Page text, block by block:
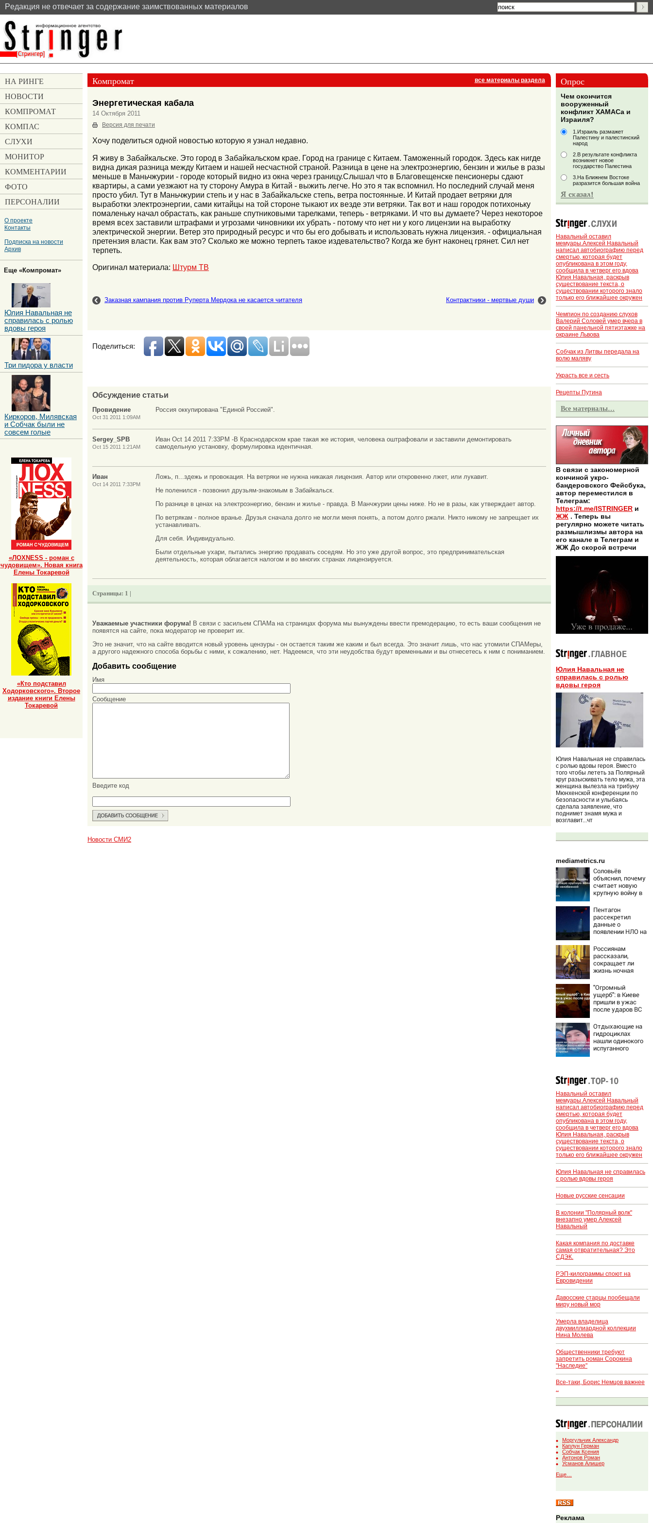
Pедакция не отвечает за содержание заимствованных материалов
Компромат все материалы раздела
Энергетическая кабала
14 Октября 2011
Версия для печати
Хочу поделиться одной новостью которую я узнал недавно.
Я живу в Забайкальске. Это город в Забайкальском крае. Город на границе с Китаем. Таможенный городок. Здесь как нигде
видна дикая разница между Китаем и нашей несчастной страной. Разница в цене на электроэнергию, бензин и жилье в разы
меньше в Маньчжурии - городе который видно из окна через границу.Слышал что в Благовещенске пенсионеры сдают
квартиры, а сами уезжают на ту сторону Амура в Китай - выжить легче. Но это я так вспомнил. Но последний случай меня
просто убил. Тут в Маньчжурии степь и у нас в Забайкальске степь, ветра постоянные. И Китай продает ветряки для
выработки электроэнергии, сами китайцы на той стороне тыкают их везде эти ветряки. Так вот и наш городок потихоньку
помаленьку начал обрастать, как раньше спутниковыми тарелками, теперь - ветряками. И что вы думаете? Через некоторое
время всех заставили штрафами и угрозами чиновники их убрать - потому что нет ни у кого лицензии на выработку
электрической энергии. Ветер это природный ресурс и что бы его добывать и использовать нужна лицензия. - официальная
претензия власти. Как вам это? Сколько же можно терпеть такое издевательство? Когда же бунт наконец грянет. Сил нет
терпеть.
Оригинал материала: Штурм ТВ
Заказная кампания против Руперта Мердока не касается читателя Контрактники - мертвые души
Поделиться:
Обсуждение статьи
Провидение
Oct 31 2011 1:09AM
Россия оккупирована "Единой Россией".
Sergey_SPB
Oct 15 2011 1:21AM
Иван Oct 14 2011 7:33PM -В Краснодарском крае такая же история, человека оштрафовали и заставили демонтировать
самодельную установку, формулировка идентичная.
Иван
Oct 14 2011 7:33PM
Ложь, п...здежь и провокация. На ветряки не нужна никакая лицензия. Автор или откровенно лжет, или лукавит.
Не поленился - позвонил друзьям-знакомым в Забайкальск.
По разнице в ценах на электроэнергию, бензин и жилье - правда. В Манчжурии цены ниже. Но не в разы, как утверждает автор.
По ветрякам - полное вранье. Друзья сначала долго не могли меня понять, а потом долго ржали. Никто никому не запрещает их
устанавливать.
Для себя. Индивидуально.
Были отдельные ухари, пытались энергию продавать соседям. Но это уже другой вопрос, это предпринимательская
деятельность, которая облагается налогом и во многих странах лицензируется.
Страницы: 1 |
Уважаемые участники форума! В связи с засильем СПАМа на страницах форума мы вынуждены ввести премодерацию, то есть ваши сообщения не
появятся на сайте, пока модератор не проверит их.
Это не значит, что на сайте вводится новый уровень цензуры - он остается таким же каким и был всегда. Это значит лишь, что нас утомили СПАМеры,
а другого надежного способа борьбы с ними, к сожалению, нет. Надеемся, что эти неудобства будут временными и вы отнесетесь к ним с пониманием.
Добавить сообщение
Имя
Сообщение
Введите код
Новости СМИ2
Опрос
Чем окончится
вооруженный
конфликт ХАМАСа и
Израиля?
1.Израиль размажет
Палестину и палестинский
народ
2.В результате конфликта
возникнет новое
государство Палестина
3.На Ближнем Востоке
разразится большая война
Навальный оставил
мемуары.Алексей Навальный
написал автобиографию перед
смертью, которая будет
опубликована в этом году,
сообщила в четверг его вдова
Юлия Навальная, раскрыв
существование текста, о
существовании которого знало
только его ближайшее окружен
Чемпион по созданию слухов
Валерий Соловей умер вчера в
своей панельной пятиэтажке на
окраине Львова
Собчак из Литвы передала на
волю маляву
Украсть все и сесть
Рецепты Путина
Все материалы…
В связи с закономерной
кончиной укро-
бандеровского Фейсбука,
автор переместился в
Телеграм:
https://t.me/ISTRINGER и
ЖЖ . Теперь вы
регулярно можете читать
размышлизмы автора на
его канале в Телеграм и
ЖЖ До скорой встречи
Юлия Навальная не
справилась с ролью
вдовы героя
Юлия Навальная не справилась
с ролью вдовы героя. Вместо
того чтобы лететь за Полярный
круг разыскивать тело мужа, эта
женщина вылезла на трибуну
Мюнхенской конференции по
безопасности и улыбаясь
сделала заявление, что
поднимет знамя мужа и
возглавит...чт
mediametrics.ru
Соловьёв
объяснил, почему
считает новую
крупную войну в
неизбежной
Пентагон
рассекретил
данные о
появлении НЛО на
Россиянам
рассказали,
сокращает ли
жизнь ночная
"Огромный
ущерб": в Киеве
пришли в ужас
после ударов ВС
Отдыхающие на
гидроциклах
нашли одинокого
испуганного
его папа нырнул и
пропал
Навальный оставил
мемуары.Алексей Навальный
написал автобиографию перед
смертью, которая будет
опубликована в этом году,
сообщила в четверг его вдова
Юлия Навальная, раскрыв
существование текста, о
существовании которого знало
только его ближайшее окружен
Юлия Навальная не справилась
с ролью вдовы героя
Новые русские сенсации
В колонии "Полярный волк"
внезапно умер Алексей
Навальный
Какая компания по доставке
самая отвратительная? Это
СДЭК.
РЭП-килограммы споют на
Евровидении
Давосские старцы пообещали
миру новый мор
Умерла владелица
двухмиллиардной коллекции
Нина Молева
Общественники требуют
запретить роман Сорокина
"Наследие"
Все-таки, Борис Немцов важнее
..
Моргульчик Александр
Каплун Герман
Собчак Ксения
Антонов Роман
Усманов Алишер
Еще…
Реклама
НА РИНГЕ
НОВОСТИ
КОМПРОМАТ
КОМПАС
СЛУХИ
МОНИТОР
КОММЕНТАРИИ
ФОТО
ПЕРСОНАЛИИ
О проекте
Контакты
Подписка на новости
Архив
Еще «Компромат»
Юлия Навальная не
справилась с ролью
вдовы героя
Три пидора у власти
Киркоров, Милявская
и Собчак были не
совсем голые
«ЛОХNESS - роман с
чудовищем». Новая книга
Елены Токаревой
«Кто подставил
Ходорковского». Второе
издание книги Елены
Токаревой